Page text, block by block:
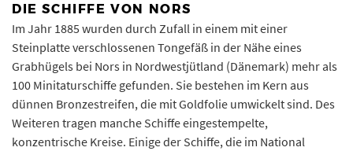
DIE SCHIFFE VON NORS
Im Jahr 1885 wurden durch Zufall in einem mit einer
Steinplatte verschlossenen Tongefäß in der Nähe eines
Grabhügels bei Nors in Nordwestjütland (Dänemark) mehr als
100 Minitaturschiffe gefunden. Sie bestehen im Kern aus
dünnen Bronzestreifen, die mit Goldfolie umwickelt sind. Des
Weiteren tragen manche Schiffe eingestempelte,
konzentrische Kreise. Einige der Schiffe, die im National